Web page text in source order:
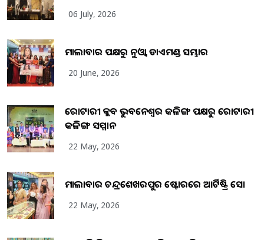
06 July, 2026
ମାଲାବାର ପକ୍ଷରୁ ନୁଓ୍ବା ଡାଏମଣ୍ଡ ସମ୍ଭାର
20 June, 2026
ରୋଟାରୀ କ୍ଲବ ଭୁବନେଶ୍ୱର କଳିଙ୍ଗ ପକ୍ଷରୁ ରୋଟାରୀ
କଳିଙ୍ଗ ସମ୍ମାନ
22 May, 2026
ମାଲାବାର ଚନ୍ଦ୍ରଶେଖରପୁର ଷ୍ଟୋରରେ ଆର୍ଟିଷ୍ଟ୍ରି ସୋ
22 May, 2026